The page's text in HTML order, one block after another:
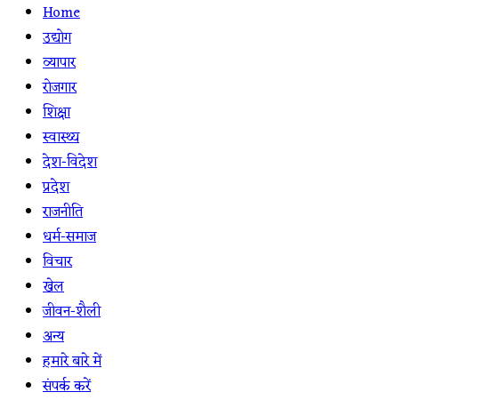
Home
उद्योग
व्यापार
रोजगार
शिक्षा
स्वास्थ्य
देश-विदेश
प्रदेश
राजनीति
धर्म-समाज
विचार
खेल
जीवन-शैली
अन्य
हमारे बारे में
संपर्क करें